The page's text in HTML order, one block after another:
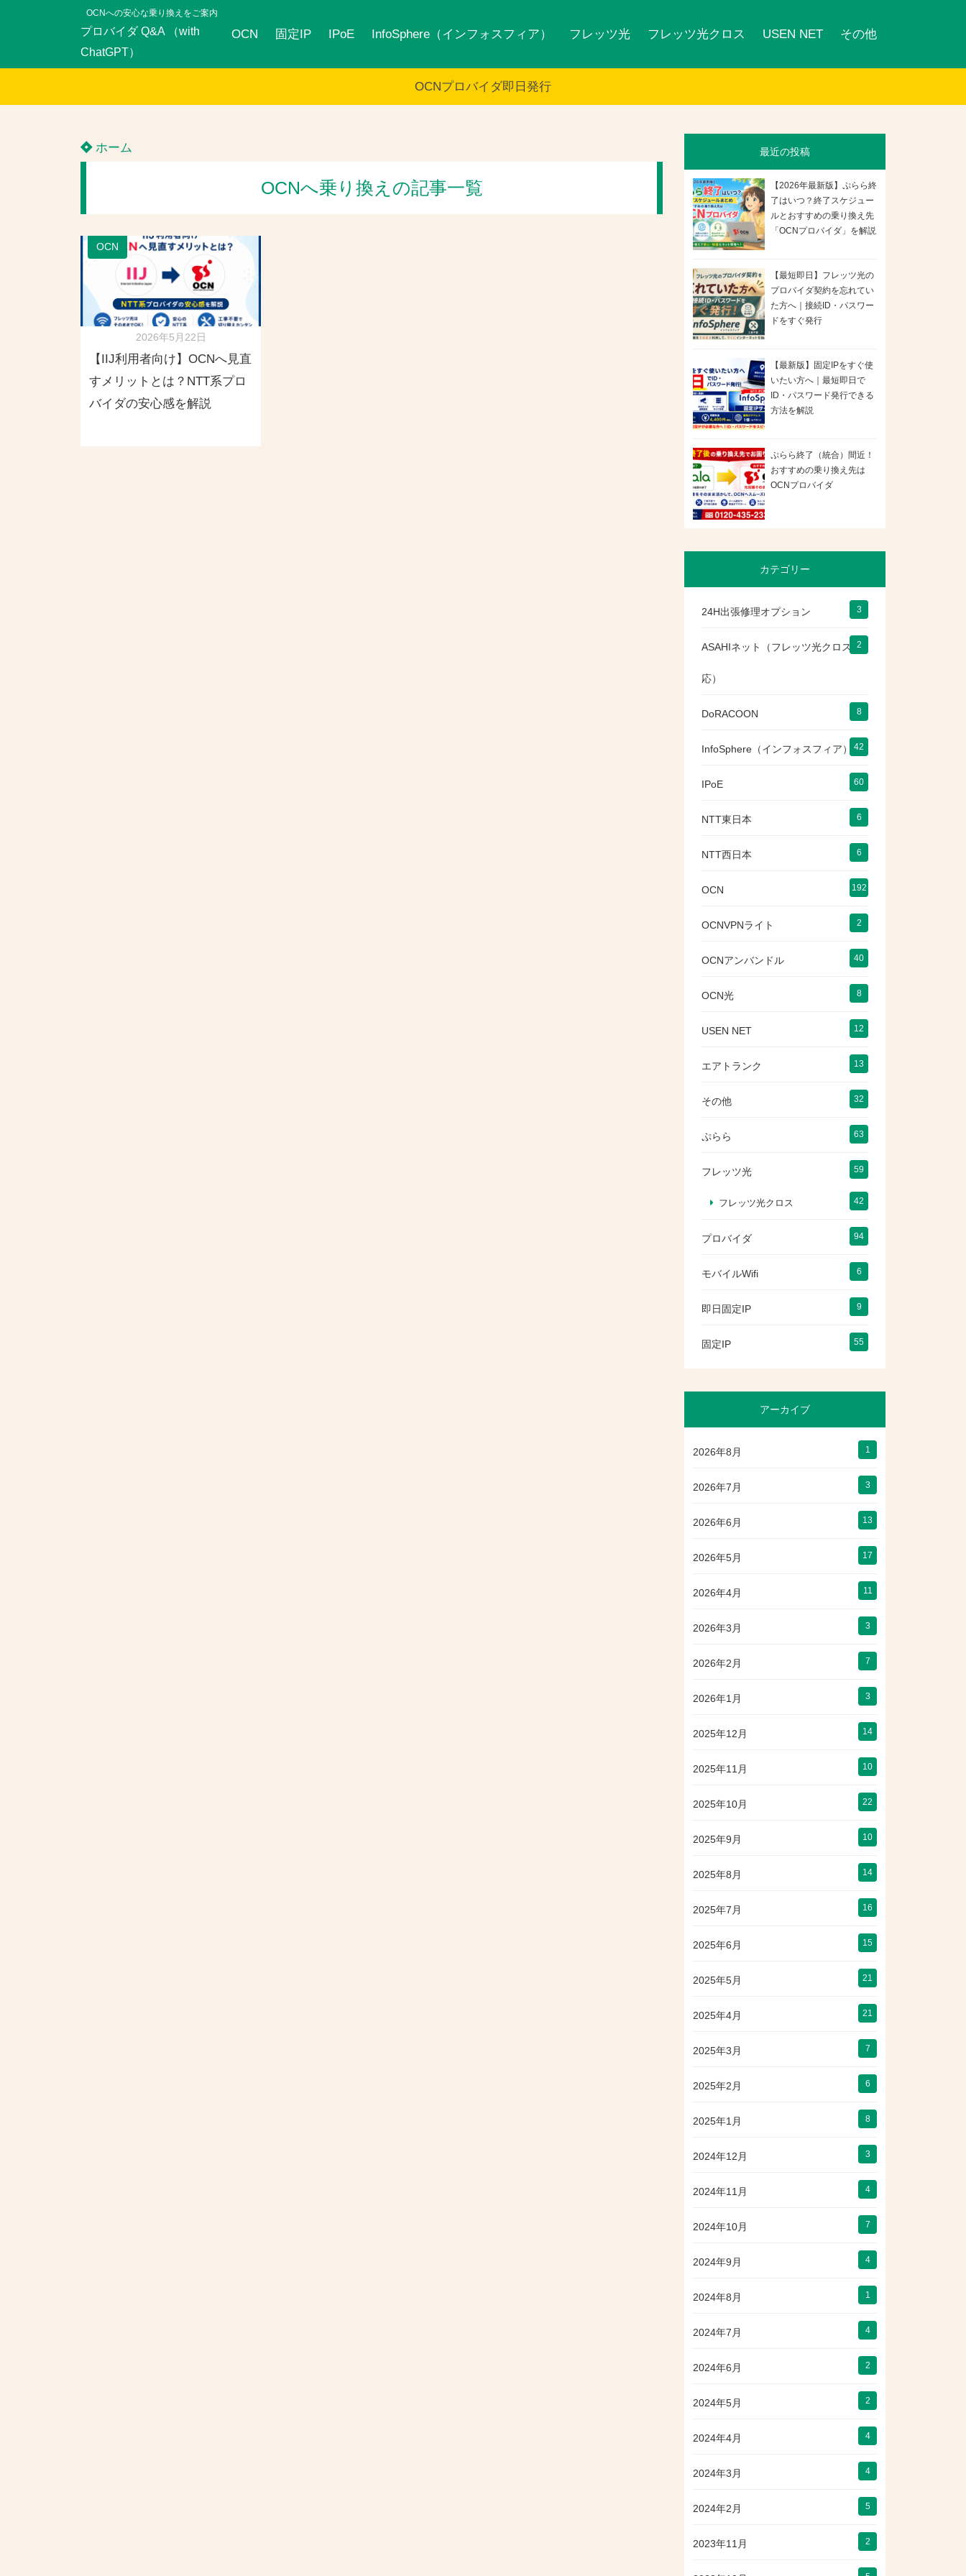
OCNへの安心な乗り換えをご案内
プロバイダ Q&A （with
ChatGPT）
OCN 固定IP IPoE InfoSphere（インフォスフィア） フレッツ光 フレッツ光クロス USEN NET その他
OCNプロバイダ即日発行
ホーム
OCNへ乗り換えの記事一覧
OCN
2026年5月22日
【IIJ利用者向け】OCNへ見直
すメリットとは？NTT系プロ
バイダの安心感を解説
最近の投稿
【2026年最新版】ぷらら終
了はいつ？終了スケジュー
ルとおすすめの乗り換え先
「OCNプロバイダ」を解説
【最短即日】フレッツ光の
プロバイダ契約を忘れてい
た方へ｜接続ID・パスワー
ドをすぐ発行
【最新版】固定IPをすぐ使
いたい方へ｜最短即日で
ID・パスワード発行できる
方法を解説
ぷらら終了（統合）間近！
おすすめの乗り換え先は
OCNプロバイダ
カテゴリー
24H出張修理オプション 3
ASAHIネット（フレッツ光クロス対
応）
2
DoRACOON 8
InfoSphere（インフォスフィア） 42
IPoE 60
NTT東日本 6
NTT西日本 6
OCN 192
OCNVPNライト 2
OCNアンバンドル 40
OCN光 8
USEN NET 12
エアトランク 13
その他 32
ぷらら 63
フレッツ光 59
フレッツ光クロス 42
プロバイダ 94
モバイルWifi 6
即日固定IP 9
固定IP 55
アーカイブ
2026年8月 1
2026年7月 3
2026年6月 13
2026年5月 17
2026年4月 11
2026年3月 3
2026年2月 7
2026年1月 3
2025年12月 14
2025年11月 10
2025年10月 22
2025年9月 10
2025年8月 14
2025年7月 16
2025年6月 15
2025年5月 21
2025年4月 21
2025年3月 7
2025年2月 6
2025年1月 8
2024年12月 3
2024年11月 4
2024年10月 7
2024年9月 4
2024年8月 1
2024年7月 4
2024年6月 2
2024年5月 2
2024年4月 4
2024年3月 4
2024年2月 5
2023年11月 2